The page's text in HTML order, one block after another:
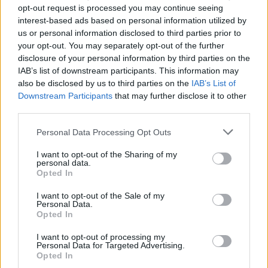
opt-out request is processed you may continue seeing
interest-based ads based on personal information utilized by
us or personal information disclosed to third parties prior to
your opt-out. You may separately opt-out of the further
disclosure of your personal information by third parties on the
IAB’s list of downstream participants. This information may
also be disclosed by us to third parties on the IAB’s List of
Downstream Participants that may further disclose it to other
Please note that this website/app uses one or more Google
not limited to your visit or usage behaviour. You may click to
grant or deny consent to Google and its third-party tags to
use your data for below specified purposes in below Google
consent section.
Personal Data Processing Opt Outs
I want to opt-out of the Sharing of my
personal data.
Opted In
I want to opt-out of the Sale of my
Personal Data.
Opted In
I want to opt-out of processing my
Personal Data for Targeted Advertising.
Opted In
hollywoodi kívánalmakat.
Úgyhogy van itt néhány elfogadható indok a
létjogosultsághoz, bár hézagból sincs hiány.
Szörnyteremtmények muszájból, kétséges
jellemtorzulások, irritáló tisztázatlanságok teszik
kevésbé elfogadhatóvá a decens és nem mindig
gyermekbarát humort is magáénak tudó
kalandfilmet, ami tehát végső soron egy mese a
szerelemről és a szeretetről, egyúttal a Disney
feldolgozás. Nem a legszebb a vidéken, de
felolvaszthat pár jégszívet.